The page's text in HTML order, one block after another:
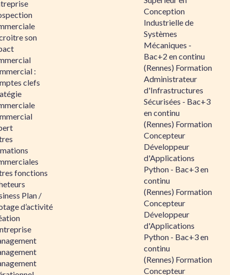
son
:
clefs
fonctions
Plan /
d’activité
Conception
Industrielle de
Systèmes
Mécaniques -
Bac+2 en continu
(Rennes) Formation
Administrateur
d'Infrastructures
Sécurisées - Bac+3
en continu
(Rennes) Formation
Concepteur
Développeur
d'Applications
Python - Bac+3 en
continu
(Rennes) Formation
Concepteur
Développeur
d'Applications
Python - Bac+3 en
continu
(Rennes) Formation
Concepteur